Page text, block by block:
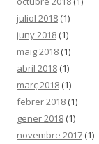
juliol 2018 (1)
juny 2018 (1)
maig 2018 (1)
abril 2018 (1)
març 2018 (1)
febrer 2018 (1)
gener 2018 (1)
novembre 2017 (1)